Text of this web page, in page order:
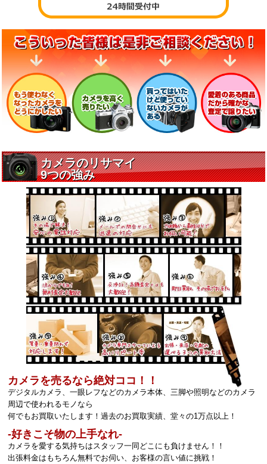
カメラを売るなら絶対ココ！！
デジタルカメラ、一眼レフなどのカメラ本体、三脚や照明などのカメラ
周辺で使われるモノなら
何でもお買取いたします！過去のお買取実績、堂々の1万点以上！
‐好きこそ物の上手なれ‐
カメラを愛する気持ちはスタッフ一同どこにも負けません！！
出張料金はもちろん無料でお伺い、お客様の言い値に挑戦！